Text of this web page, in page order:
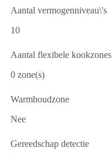
Aantal vermogenniveau\'s
10
Aantal flexibele kookzones
0 zone(s)
Warmhoudzone
Nee
Gereedschap detectie